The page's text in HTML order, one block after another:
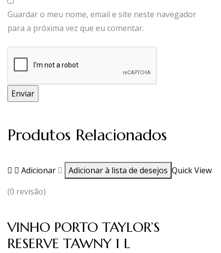
Guardar o meu nome, email e site neste navegador
para a próxima vez que eu comentar.
Produtos Relacionados
Adicionar Adicionar à lista de desejos Quick View
(0 revisão)
VINHO PORTO TAYLOR’S
RESERVE TAWNY 1 L